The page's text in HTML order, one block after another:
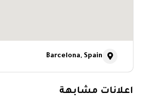
Barcelona, Spain
اعلانات مشابهة